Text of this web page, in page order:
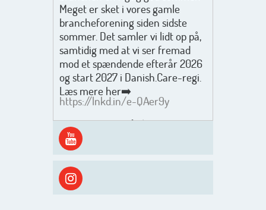
Meget er sket i vores gamle
brancheforening siden sidste
sommer. Det samler vi lidt op på,
samtidig med at vi ser fremad
mod et spændende efterår 2026
og start 2027 i Danish.Care-regi.
Læs mere her➡️
https://lnkd.in/e-QAer9y
Men inden det går løs med en
spændende og aktivt
efterårsæson, så går turen først
ud i solen, ned til vandet og ind i
skyggen igen. Danish.Care holder
sommerlukket i uge 29 + 30.